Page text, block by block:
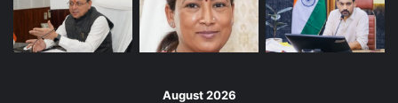
August 2026